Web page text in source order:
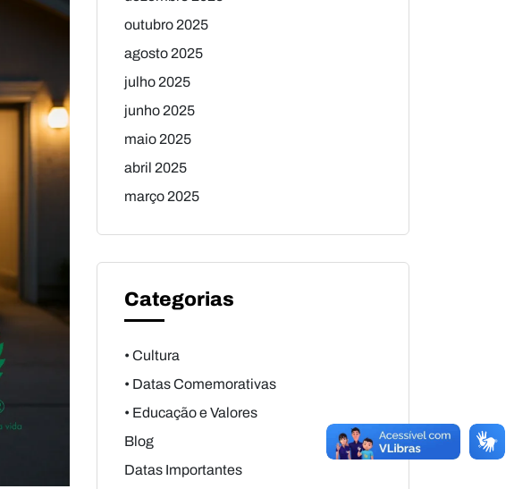
outubro 2025
agosto 2025
julho 2025
junho 2025
maio 2025
abril 2025
março 2025
Categorias
• Cultura
• Datas Comemorativas
• Educação e Valores
Blog
Datas Importantes